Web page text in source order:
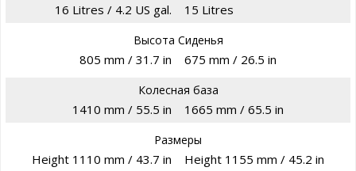
16 Litres / 4.2 US gal. 15 Litres
Высота Сиденья
805 mm / 31.7 in 675 mm / 26.5 in
Колесная база
1410 mm / 55.5 in 1665 mm / 65.5 in
Размеры
Height 1110 mm / 43.7 in Height 1155 mm / 45.2 in